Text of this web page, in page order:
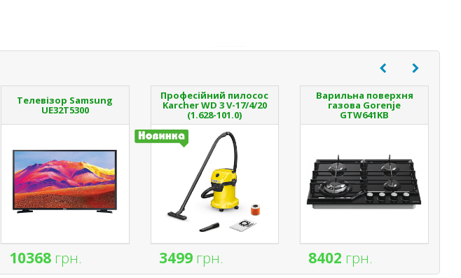
Телевізор Samsung
UE32T5300
10368грн.
Професійний пилосос
Karcher WD 3 V-17/4/20
(1.628-101.0)
3499грн.
Варильна поверхня
газова Gorenje
GTW641KB
8402 грн.